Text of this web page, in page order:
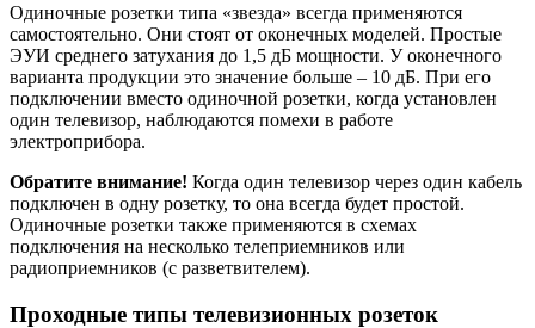
Одиночные розетки типа «звезда» всегда применяются
самостоятельно. Они стоят от оконечных моделей. Простые
ЭУИ среднего затухания до 1,5 дБ мощности. У оконечного
варианта продукции это значение больше – 10 дБ. При его
подключении вместо одиночной розетки, когда установлен
один телевизор, наблюдаются помехи в работе
электроприбора.
Обратите внимание! Когда один телевизор через один кабель
подключен в одну розетку, то она всегда будет простой.
Одиночные розетки также применяются в схемах
подключения на несколько телеприемников или
радиоприемников (с разветвителем).
Проходные типы телевизионных розеток